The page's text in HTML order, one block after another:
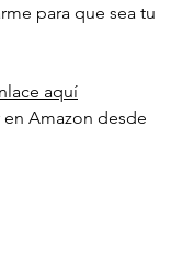
para que sea tu
aquí
Amazon desde